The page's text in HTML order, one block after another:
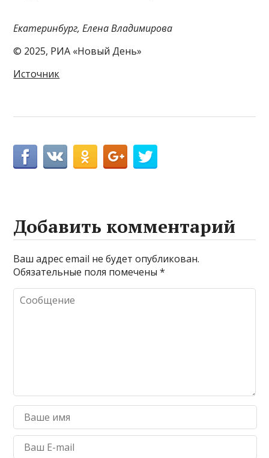
Екатеринбург, Елена Владимирова
© 2025, РИА «Новый День»
Источник
Добавить комментарий
Ваш адрес email не будет опубликован.
Обязательные поля помечены*